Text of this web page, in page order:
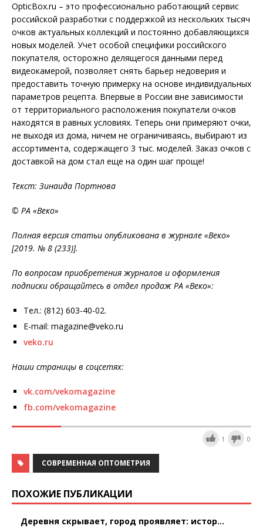
OpticBox.ru – это профессионально работающий сервис
российской разработки с поддержкой из нескольких тысяч
очков актуальных коллекций и постоянно добавляющихся
новых моделей. Учет особой специфики российского
покупателя, осторожно делящегося данными перед
видеокамерой, позволяет снять барьер недоверия и
предоставить точную примерку на основе индивидуальных
параметров рецепта. Впервые в России вне зависимости
от территориального расположения покупатели очков
находятся в равных условиях. Теперь они примеряют очки,
не выходя из дома, ничем не ограничиваясь, выбирают из
ассортимента, содержащего 3 тыс. моделей. Заказ очков с
доставкой на дом стал еще на один шаг проще!
Текст: Зинаида Портнова
© РА «Веко»
Полная версия статьи опубликована в журнале «Веко»
[2019. № 8 (233)].
По вопросам приобретения журналов и оформления
подписки обращайтесь в отдел продаж РА «Веко»:
Тел.: (812) 603-40-02.
E-mail: magazine@veko.ru
veko.ru
Наши страницы в соцсетях:
vk.com/vekomagazine
fb.com/vekomagazine
1 0
СОВРЕМЕННАЯ ОПТОМЕТРИЯ
ПОХОЖИЕ ПУБЛИКАЦИИ
Деревня скрывает, город проявляет: истор...